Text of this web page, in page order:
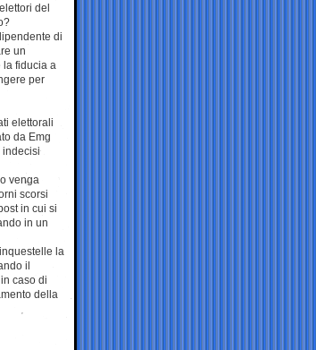
del
di
un
la fiducia a
per
elettorali
da Emg
indecisi
venga
scorsi
in cui si
in un
la
il
caso di
della